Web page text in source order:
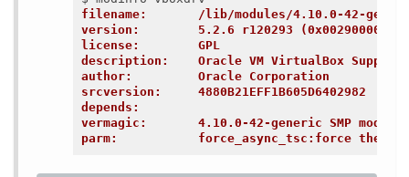
filename:       /lib/modules/4.10.0-42-
version:        5.2.6 r120293 (0x00290000)
license:        GPL
description:    Oracle VM VirtualBox Support
author:         Oracle Corporation
srcversion:     4880B21EFF1B605D6402982
depends:
vermagic:       4.10.0-42-generic SMP
parm:           force_async_tsc:force the